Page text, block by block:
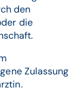
den
die
Zulassung